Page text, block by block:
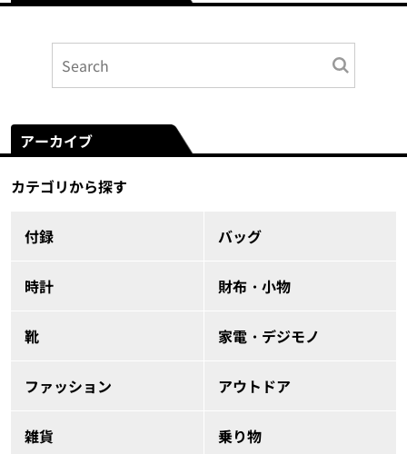
アーカイブ
カテゴリから探す
付録 バッグ
時計 財布・小物
靴 家電・デジモノ
ファッション アウトドア
雑貨 乗り物